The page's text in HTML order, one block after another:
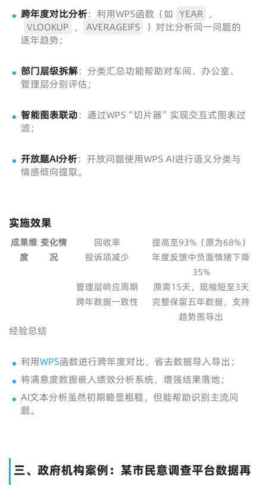
跨年度对比分析：利用WPS函数（如 YEAR ,
VLOOKUP , AVERAGEIFS
）对比分析同一问题的
逐年趋势；
部门层级拆解：分类汇总功能帮助对车间、办公室、
管理层分别评估；
智能图表联动：通过WPS“切片器”实现交互式图表过
滤；
开放题AI分析：开放问题使用WPS AI进行语义分类与
情感倾向提取。
实施效果
成果维
度
变化情
况
回收率
提高至93%（原为68%）
投诉项减少
年度反馈中负面情绪下降
35%
管理层响应周期
原需15天，现缩短至3天
跨年数据一致性
完整保留五年数据，支持
趋势图导出
经验总结
利用WPS函数进行跨年度对比，省去数据导入导出；
将满意度数据嵌入绩效分析系统，增强结果落地；
AI文本分析虽然初期略显粗糙，但能帮助识别主流问
题。
三、政府机构案例：某市民意调查平台数据再